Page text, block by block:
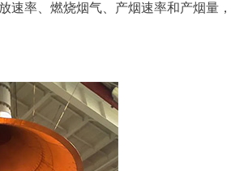
速率、燃烧烟气、产烟速率和产烟量，